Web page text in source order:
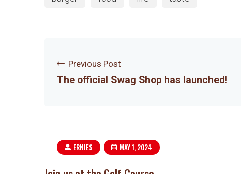
Previous Post
The official Swag Shop has launched!
ERNIES MAY 1, 2024